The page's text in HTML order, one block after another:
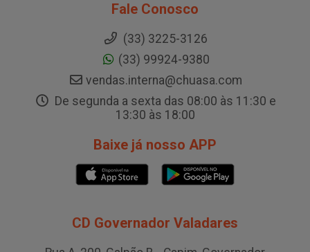
Fale Conosco
(33) 3225-3126
(33) 99924-9380
vendas.interna@chuasa.com
De segunda a sexta das 08:00 às 11:30 e
13:30 às 18:00
Baixe já nosso APP
CD Governador Valadares